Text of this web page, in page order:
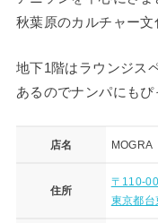
秋葉原のカルチャー文
地下1階はラウンジス
あるのでナンパにもぴ
店名 MOGRA
住所
〒110-
東京都台